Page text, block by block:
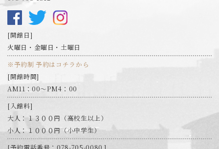
開館日
火曜日・金曜日・土曜日
※予約制 予約はコチラから
開館時間
AM11：00～PM4：00
入館料
大人：１３００円（高校生以上）
小人：１０００円（小中学生）